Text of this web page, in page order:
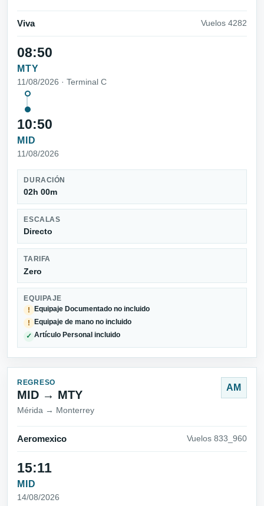
Viva Vuelos 4282
08:50
MTY
11/08/2026 · Terminal C
10:50
MID
11/08/2026
DURACIÓN
02h 00m
ESCALAS
Directo
TARIFA
Zero
EQUIPAJE
!
Equipaje Documentado no incluido
! Equipaje de mano no incluido
✓ Artículo Personal incluido
REGRESO
MID → MTY
Mérida → Monterrey
AM
Aeromexico Vuelos 833_960
15:11
MID
14/08/2026